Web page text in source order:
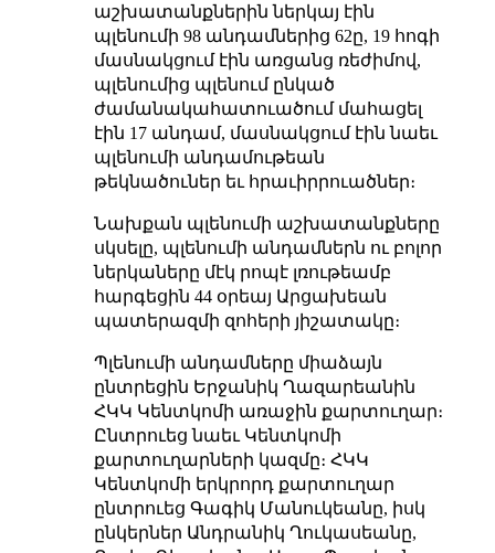
աշխատանքներին ներկայ էին
պլենումի 98 անդամներից 62ը, 19 հոգի
մասնակցում էին առցանց ռեժիմով,
պլենումից պլենում ընկած
ժամանակահատուածում մահացել
էին 17 անդամ, մասնակցում էին նաեւ
պլենումի անդամութեան
թեկնածուներ եւ հրաւիրրուածներ։
Նախքան պլենումի աշխատանքները
սկսելը, պլենումի անդամներն ու բոլոր
ներկաները մէկ րոպէ լռութեամբ
հարգեցին 44 օրեայ Արցախեան
պատերազմի զոհերի յիշատակը։
Պլենումի անդամները միաձայն
ընտրեցին Երջանիկ Ղազարեանին
ՀԿԿ Կենտկոմի առաջին քարտուղար։
Ընտրուեց նաեւ Կենտկոմի
քարտուղարների կազմը։ ՀԿԿ
Կենտկոմի երկրորդ քարտուղար
ընտրուեց Գագիկ Մանուկեանը, իսկ
ընկերներ Անդրանիկ Ղուկասեանը,